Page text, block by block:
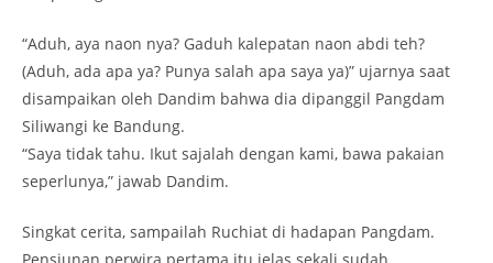
“Aduh, aya naon nya? Gaduh kalepatan naon abdi teh?
(Aduh, ada apa ya? Punya salah apa saya ya)” ujarnya saat
disampaikan oleh Dandim bahwa dia dipanggil Pangdam
Siliwangi ke Bandung.
“Saya tidak tahu. Ikut sajalah dengan kami, bawa pakaian
seperlunya,” jawab Dandim.
Singkat cerita, sampailah Ruchiat di hadapan Pangdam.